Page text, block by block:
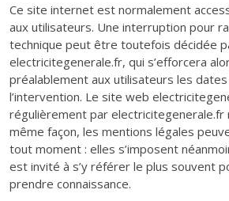
Ce site internet est normalement
aux utilisateurs. Une interruption pour
technique peut être toutefois décidée
electricitegenerale.fr, qui s’efforcera
préalablement aux utilisateurs les
l’intervention. Le site web
régulièrement par electricitegenerale.fr
même façon, les mentions légales
tout moment : elles s’imposent
est invité à s’y référer le plus souvent
prendre connaissance.